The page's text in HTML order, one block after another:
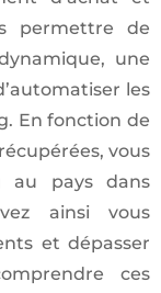
permettre de
une
les
En fonction de
vous
au pays dans
ainsi vous
et dépasser
ces